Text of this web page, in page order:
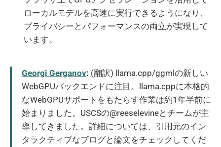
ローカルモデルを高速に実行できるようになり、
プライバシーとパフォーマンスの両立が実現して
います。
Georgi Gerganov: (翻訳) llama.cpp/ggmlの新しい
WebGPUバックエンドに注目。llama.cppに本格的
なWebGPUサポートをもたらす作業は約1年半前に
始まりました。USCSの@reeselevineとチームが主
導してきました。詳細については、引用元のイン
タラクティブなブログと論文をチェックしてくだ